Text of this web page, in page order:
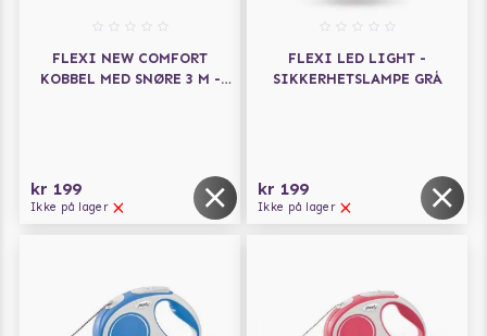
FLEXI NEW COMFORT
KOBBEL MED SNØRE 3 M -
kr 199
Ikke på lager
FLEXI LED LIGHT -
SIKKERHETSLAMPE GRÅ
kr 199
Ikke på lager